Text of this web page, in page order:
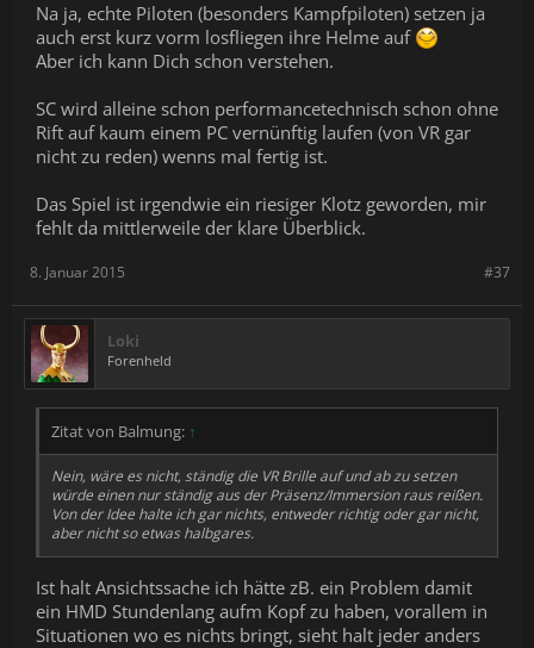
Na ja, echte Piloten (besonders Kampfpiloten) setzen ja
auch erst kurz vorm losfliegen ihre Helme auf
Aber ich kann Dich schon verstehen.
SC wird alleine schon performancetechnisch schon ohne
Rift auf kaum einem PC vernünftig laufen (von VR gar
nicht zu reden) wenns mal fertig ist.
Das Spiel ist irgendwie ein riesiger Klotz geworden, mir
fehlt da mittlerweile der klare Überblick.
#37
8. Januar 2015
Loki
Forenheld
Zitat von Balmung: ↑
Nein, wäre es nicht, ständig die VR Brille auf und ab zu setzen
würde einen nur ständig aus der Präsenz/Immersion raus reißen.
Von der Idee halte ich gar nichts, entweder richtig oder gar nicht,
aber nicht so etwas halbgares.
Ist halt Ansichtssache ich hätte zB. ein Problem damit
ein HMD Stundenlang aufm Kopf zu haben, vorallem in
Situationen wo es nichts bringt, sieht halt jeder anders